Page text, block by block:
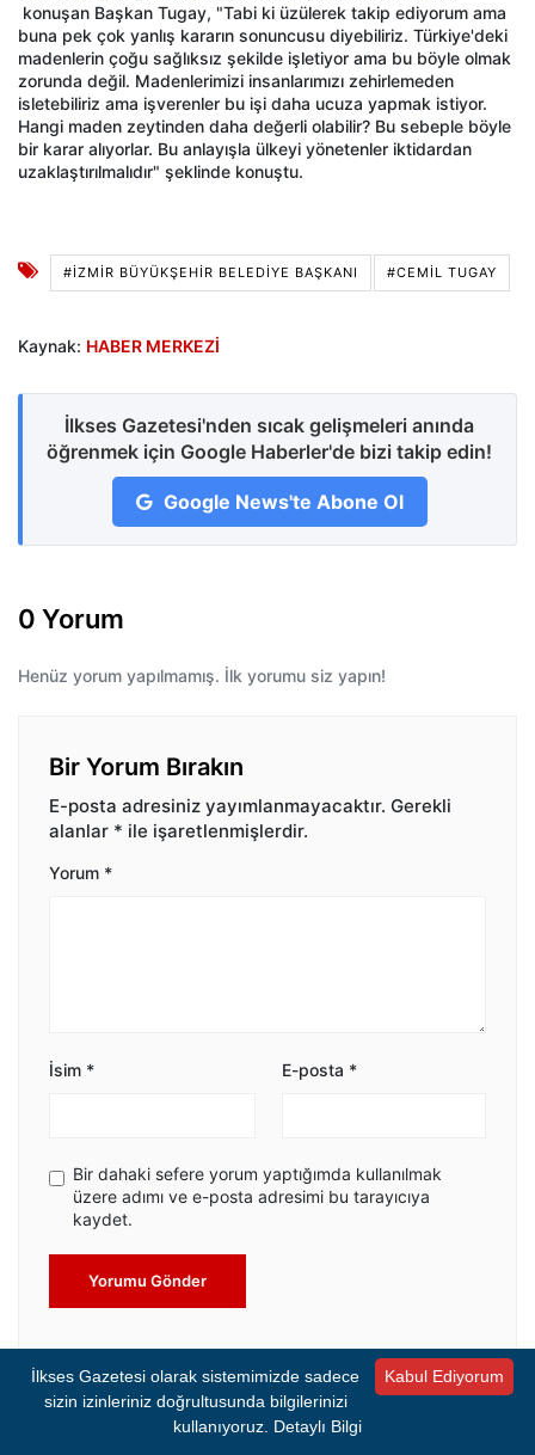
konuşan Başkan Tugay, "Tabi ki üzülerek takip ediyorum ama
buna pek çok yanlış kararın sonuncusu diyebiliriz. Türkiye'deki
madenlerin çoğu sağlıksız şekilde işletiyor ama bu böyle olmak
zorunda değil. Madenlerimizi insanlarımızı zehirlemeden
isletebiliriz ama işverenler bu işi daha ucuza yapmak istiyor.
Hangi maden zeytinden daha değerli olabilir? Bu sebeple böyle
bir karar alıyorlar. Bu anlayışla ülkeyi yönetenler iktidardan
uzaklaştırılmalıdır" şeklinde konuştu.
#İZMIR BÜYÜKŞEHIR BELEDIYE BAŞKANI #CEMIL TUGAY
Kaynak: HABER MERKEZİ
İlkses Gazetesi'nden sıcak gelişmeleri anında
öğrenmek için Google Haberler'de bizi takip edin!
Google News'te Abone Ol
0 Yorum
Henüz yorum yapılmamış. İlk yorumu siz yapın!
Bir Yorum Bırakın
E-posta adresiniz yayımlanmayacaktır. Gerekli
alanlar * ile işaretlenmişlerdir.
Yorum *
İsim * E-posta *
Bir dahaki sefere yorum yaptığımda kullanılmak
üzere adımı ve e-posta adresimi bu tarayıcıya
kaydet.
Yorumu Gönder
Kabul Ediyorum
İlkses Gazetesi olarak sistemimizde sadece
sizin izinleriniz doğrultusunda bilgilerinizi
kullanıyoruz. Detaylı Bilgi